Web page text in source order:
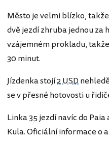
Město je velmi blízko,
dvě jezdí zhruba jednou za
vzájemném prokladu,
30 minut.
Jízdenka stojí2 USD
se v přesné hotovosti u
Linka 35 jezdí navíc do
Kula. Oficiální informace o